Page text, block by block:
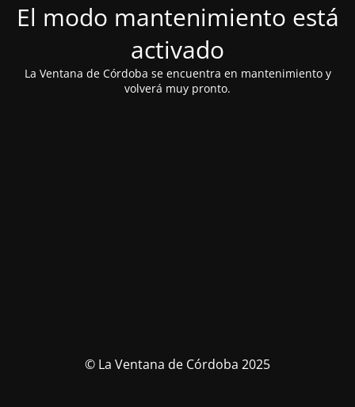
El modo mantenimiento está
activado
La Ventana de Córdoba se encuentra en mantenimiento y
volverá muy pronto.
© La Ventana de Córdoba 2025